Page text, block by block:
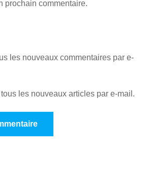
prochain commentaire.
les nouveaux commentaires par e-
les nouveaux articles par e-mail.